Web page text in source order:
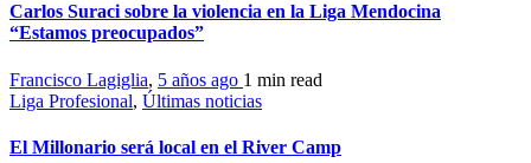
Carlos Suraci sobre la violencia en la Liga Mendocina
“Estamos preocupados”
Francisco Lagiglia, 5 años ago 1 min read
Liga Profesional, Últimas noticias
El Millonario será local en el River Camp